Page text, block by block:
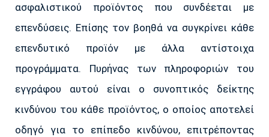
ασφαλιστικού προϊόντος που συνδέεται με
επενδύσεις. Επίσης τον βοηθά να συγκρίνει κάθε
επενδυτικό προϊόν με άλλα αντίστοιχα
προγράμματα. Πυρήνας των πληροφοριών του
εγγράφου αυτού είναι ο συνοπτικός δείκτης
κινδύνου του κάθε προϊόντος, ο οποίος αποτελεί
οδηγό για το επίπεδο κινδύνου, επιτρέποντας